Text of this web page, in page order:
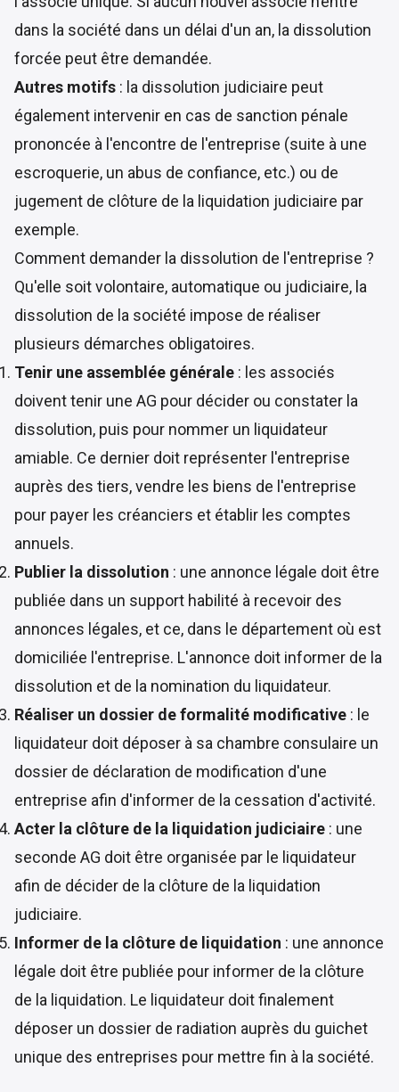
dans la société dans un délai d'un an, la dissolution
forcée peut être demandée.
Autres motifs : la dissolution judiciaire peut
également intervenir en cas de sanction pénale
prononcée à l'encontre de l'entreprise (suite à une
escroquerie, un abus de confiance, etc.) ou de
jugement de clôture de la liquidation judiciaire par
exemple.
Comment demander la dissolution de l'entreprise ?
Qu'elle soit volontaire, automatique ou judiciaire, la
dissolution de la société impose de réaliser
plusieurs démarches obligatoires.
Tenir une assemblée générale : les associés
doivent tenir une AG pour décider ou constater la
dissolution, puis pour nommer un liquidateur
amiable. Ce dernier doit représenter l'entreprise
auprès des tiers, vendre les biens de l'entreprise
pour payer les créanciers et établir les comptes
annuels.
Publier la dissolution : une annonce légale doit être
publiée dans un support habilité à recevoir des
annonces légales, et ce, dans le département où est
domiciliée l'entreprise. L'annonce doit informer de la
dissolution et de la nomination du liquidateur.
Réaliser un dossier de formalité modificative : le
liquidateur doit déposer à sa chambre consulaire un
dossier de déclaration de modification d'une
entreprise afin d'informer de la cessation d'activité.
Acter la clôture de la liquidation judiciaire : une
seconde AG doit être organisée par le liquidateur
afin de décider de la clôture de la liquidation
judiciaire.
Informer de la clôture de liquidation : une annonce
légale doit être publiée pour informer de la clôture
de la liquidation. Le liquidateur doit finalement
déposer un dossier de radiation auprès du guichet
unique des entreprises pour mettre fin à la société.